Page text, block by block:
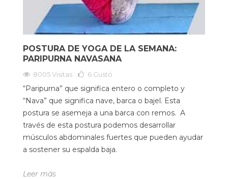
POSTURA DE YOGA DE LA SEMANA:
PARIPURNA NAVASANA
8005 Visitas 6 Gustó
“Paripurna” que significa entero o completo y
“Nava” que significa nave, barca o bajel. Esta
postura se asemeja a una barca con remos. A
través de esta postura podemos desarrollar
músculos abdominales fuertes que pueden ayudar
a sostener su espalda baja.
Leer más